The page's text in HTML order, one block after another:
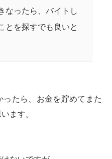
なったら、バイトし
とを探すでも良いと
たら、お金を貯めてまた
ます。